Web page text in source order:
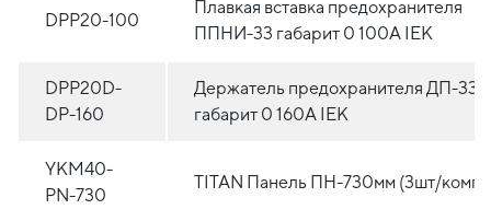
DPP20-100
Плавкая вставка предохранителя
ППНИ-33 габарит 0 100А IEK
DPP20D-
DP-160
Держатель предохранителя ДП-33
габарит 0 160А IEK
YKM40-
PN-730
TITAN Панель ПН-730мм (3шт/